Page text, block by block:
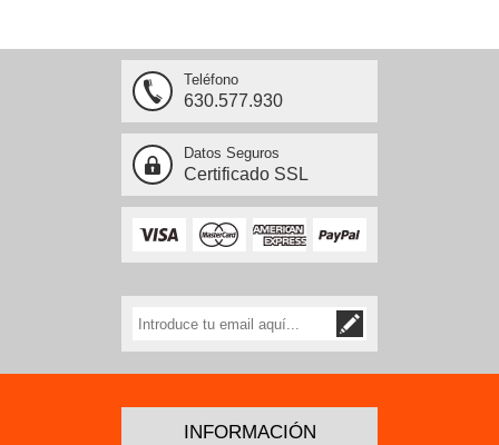
Teléfono
630.577.930
Datos Seguros
Certificado SSL
INFORMACIÓN